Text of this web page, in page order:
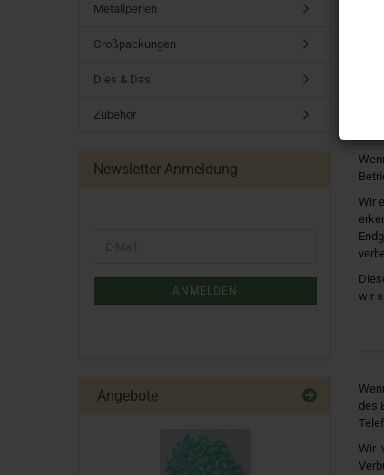
mit
Wir
wir
des
Wir
Metallperlen
Großpackungen
Dies & Das
Zubehör
Newsletter-Anmeldung
ANMELDEN
Angebote